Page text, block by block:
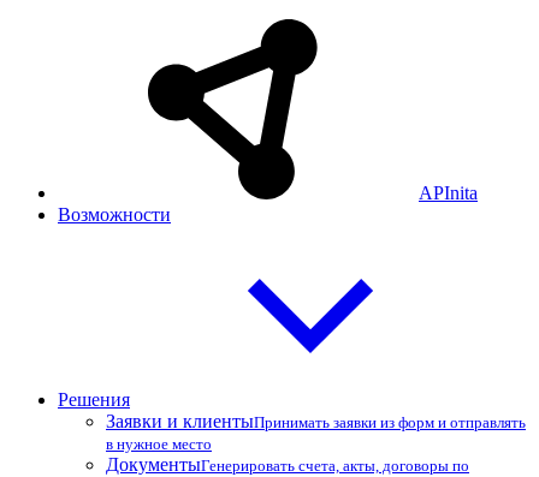
APInita
Возможности
Решения
Заявки и клиентыПринимать заявки из форм и отправлять
в нужное место
ДокументыГенерировать счета, акты, договоры по